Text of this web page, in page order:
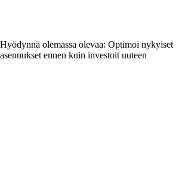
Hyödynnä olemassa olevaa: Optimoi nykyiset
asennukset ennen kuin investoit uuteen